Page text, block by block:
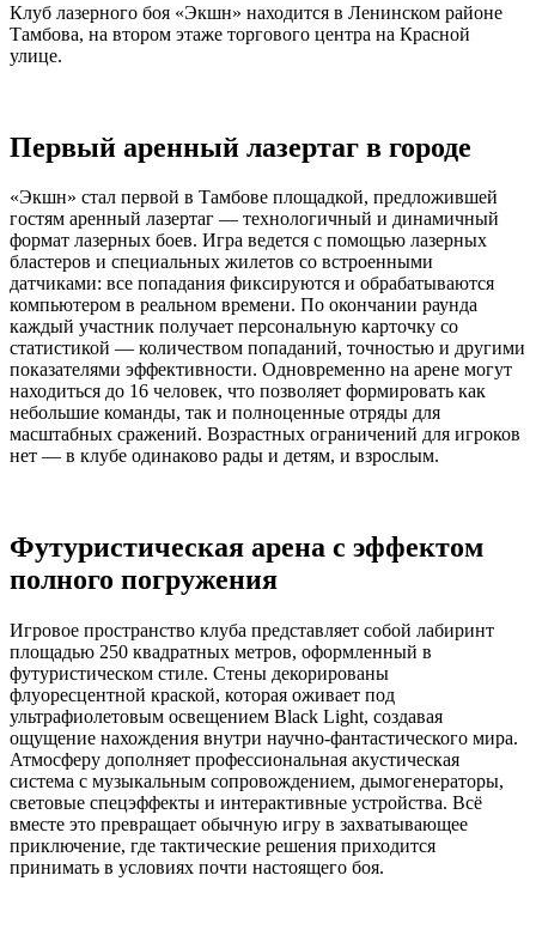
Клуб лазерного боя «Экшн» находится в Ленинском районе
Тамбова, на втором этаже торгового центра на Красной
улице.
Первый аренный лазертаг в городе
«Экшн» стал первой в Тамбове площадкой, предложившей
гостям аренный лазертаг — технологичный и динамичный
формат лазерных боев. Игра ведется с помощью лазерных
бластеров и специальных жилетов со встроенными
датчиками: все попадания фиксируются и обрабатываются
компьютером в реальном времени. По окончании раунда
каждый участник получает персональную карточку со
статистикой — количеством попаданий, точностью и другими
показателями эффективности. Одновременно на арене могут
находиться до 16 человек, что позволяет формировать как
небольшие команды, так и полноценные отряды для
масштабных сражений. Возрастных ограничений для игроков
нет — в клубе одинаково рады и детям, и взрослым.
Футуристическая арена с эффектом
полного погружения
Игровое пространство клуба представляет собой лабиринт
площадью 250 квадратных метров, оформленный в
футуристическом стиле. Стены декорированы
флуоресцентной краской, которая оживает под
ультрафиолетовым освещением Black Light, создавая
ощущение нахождения внутри научно-фантастического мира.
Атмосферу дополняет профессиональная акустическая
система с музыкальным сопровождением, дымогенераторы,
световые спецэффекты и интерактивные устройства. Всё
вместе это превращает обычную игру в захватывающее
приключение, где тактические решения приходится
принимать в условиях почти настоящего боя.